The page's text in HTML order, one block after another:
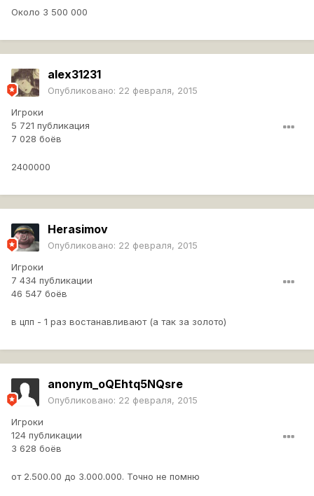
Около 3 500 000
alex31231
Опубликовано: 22 февраля, 2015
Игроки
5 721 публикация
7 028 боёв
2400000
Herasimov
Опубликовано: 22 февраля, 2015
Игроки
7 434 публикации
46 547 боёв
в цпп - 1 раз востанавливают (а так за золото)
anonym_oQEhtq5NQsre
Опубликовано: 22 февраля, 2015
Игроки
124 публикации
3 628 боёв
от 2.500.00 до 3.000.000. Точно не помню